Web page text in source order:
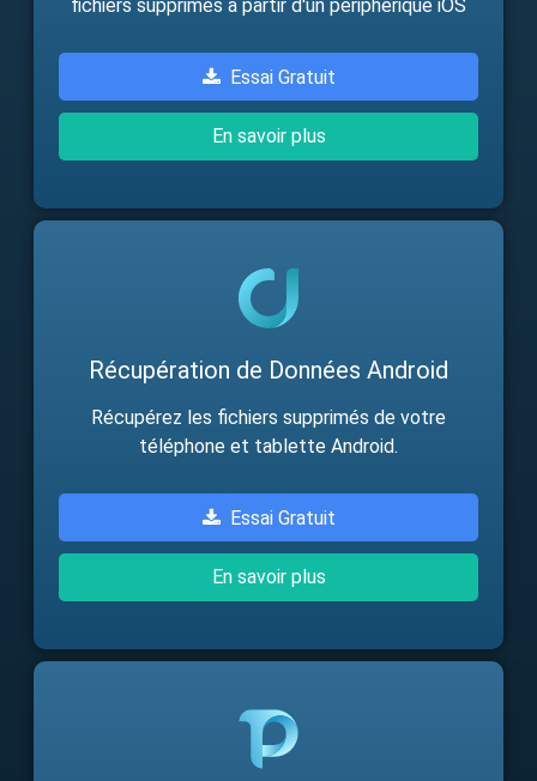
fichiers supprimés à partir d'un périphérique iOS
Essai Gratuit
En savoir plus
Récupération de Données Android
Récupérez les fichiers supprimés de votre
téléphone et tablette Android.
Essai Gratuit
En savoir plus